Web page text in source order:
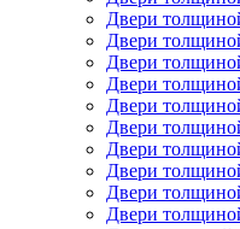
Двери
Двери
Двери
Двери
Двери
Двери
Двери
Двери
Двери
Двери